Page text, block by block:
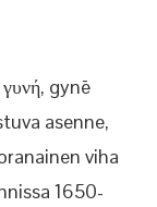
γυνή, gynē
asenne,
viha
1650-